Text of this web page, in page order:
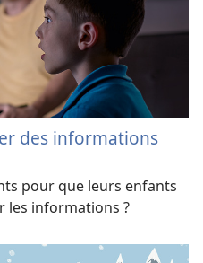
des informations
pour que leurs enfants
les informations ?